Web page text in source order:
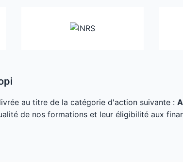
au titre de la catégorie d'action suivante :
de nos formations et leur éligibilité aux